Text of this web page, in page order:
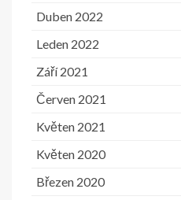
Duben 2022
Leden 2022
Září 2021
Červen 2021
Květen 2021
Květen 2020
Březen 2020